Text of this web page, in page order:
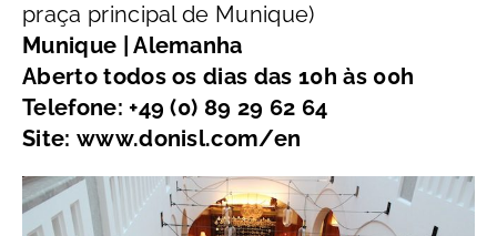
praça principal de Munique)
Munique | Alemanha
Aberto todos os dias das 10h às 00h
Telefone: +49 (0) 89 29 62 64
Site: www.donisl.com/en